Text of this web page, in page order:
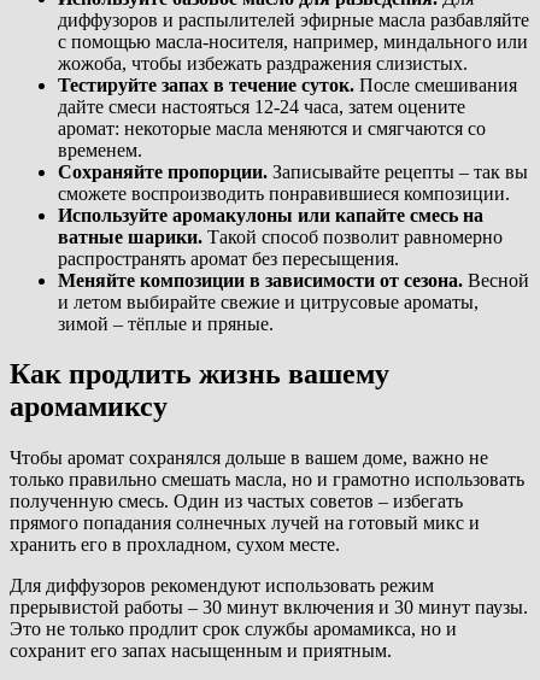
диффузоров и распылителей эфирные масла разбавляйте
с помощью масла-носителя, например, миндального или
жожоба, чтобы избежать раздражения слизистых.
Тестируйте запах в течение суток. После смешивания
дайте смеси настояться 12-24 часа, затем оцените
аромат: некоторые масла меняются и смягчаются со
временем.
Сохраняйте пропорции. Записывайте рецепты – так вы
сможете воспроизводить понравившиеся композиции.
Используйте аромакулоны или капайте смесь на
ватные шарики. Такой способ позволит равномерно
распространять аромат без пересыщения.
Меняйте композиции в зависимости от сезона. Весной
и летом выбирайте свежие и цитрусовые ароматы,
зимой – тёплые и пряные.
Как продлить жизнь вашему
аромамиксу
Чтобы аромат сохранялся дольше в вашем доме, важно не
только правильно смешать масла, но и грамотно использовать
полученную смесь. Один из частых советов – избегать
прямого попадания солнечных лучей на готовый микс и
хранить его в прохладном, сухом месте.
Для диффузоров рекомендуют использовать режим
прерывистой работы – 30 минут включения и 30 минут паузы.
Это не только продлит срок службы аромамикса, но и
сохранит его запах насыщенным и приятным.